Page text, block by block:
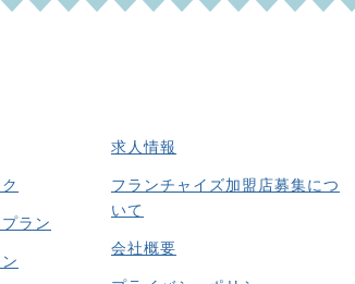
ラン
求人情報
フランチャイズ加盟店募集につ
いて
会社概要